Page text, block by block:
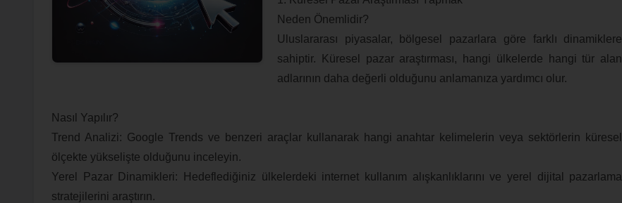
Neden Önemlidir?
Uluslararası piyasalar, bölgesel pazarlara göre farklı dinamiklere
sahiptir. Küresel pazar araştırması, hangi ülkelerde hangi tür alan
adlarının daha değerli olduğunu anlamanıza yardımcı olur.
Nasıl Yapılır?
Trend Analizi: Google Trends ve benzeri araçlar kullanarak hangi anahtar kelimelerin veya sektörlerin küresel
ölçekte yükselişte olduğunu inceleyin.
Yerel Pazar Dinamikleri: Hedeflediğiniz ülkelerdeki internet kullanım alışkanlıklarını ve yerel dijital pazarlama
stratejilerini araştırın.